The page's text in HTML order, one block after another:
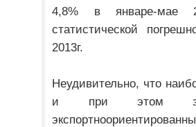
4,8% в январе-мае
статистической
2013г.
Неудивительно, что
и при этом